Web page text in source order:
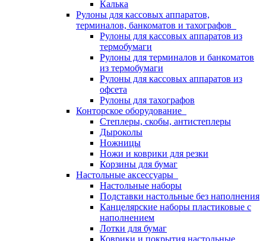
Калька
Рулоны для кассовых аппаратов,
терминалов, банкоматов и тахографов
Рулоны для кассовых аппаратов из
термобумаги
Рулоны для терминалов и банкоматов
из термобумаги
Рулоны для кассовых аппаратов из
офсета
Рулоны для тахографов
Конторское оборудование
Степлеры, скобы, антистеплеры
Дыроколы
Ножницы
Ножи и коврики для резки
Корзины для бумаг
Настольные аксессуары
Настольные наборы
Подставки настольные без наполнения
Канцелярские наборы пластиковые с
наполнением
Лотки для бумаг
Коврики и покрытия настольные